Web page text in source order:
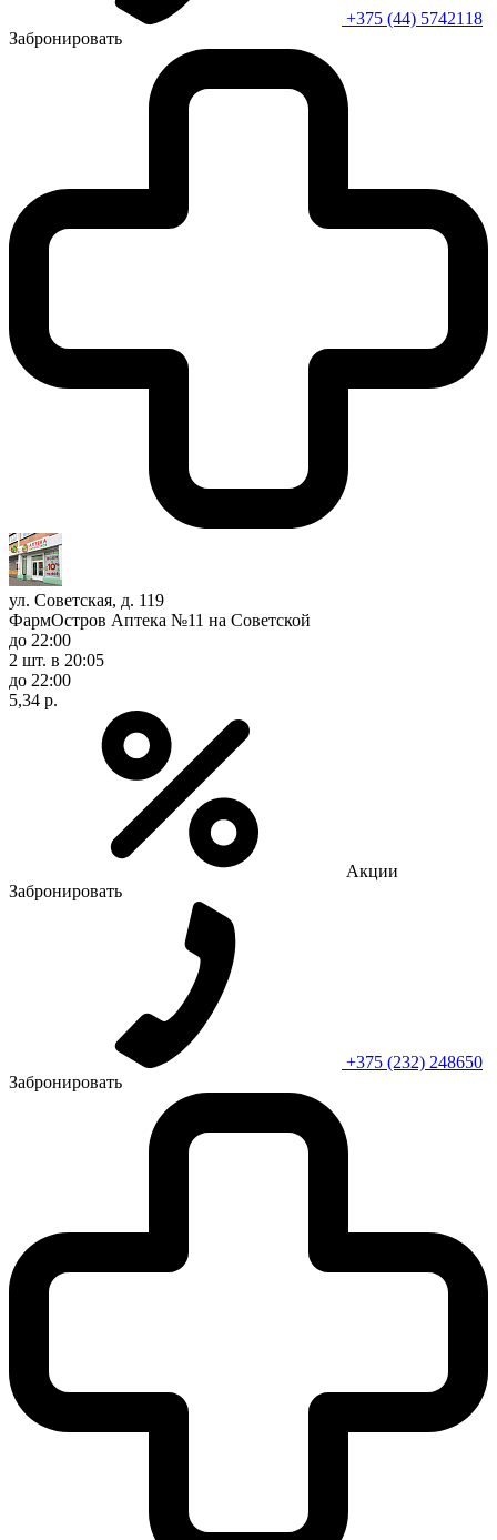
+375 (44) 5742118
Забронировать
ул. Советская, д. 119
ФармОстров Аптека №11 на Советской
до 22:00
2 шт. в 20:05
до 22:00
5,34 р.
Акции
Забронировать
+375 (232) 248650
Забронировать